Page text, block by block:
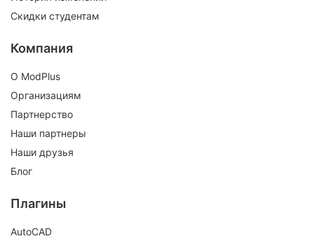
Скидки студентам
Компания
О ModPlus
Организациям
Партнерство
Наши партнеры
Наши друзья
Блог
Плагины
AutoCAD